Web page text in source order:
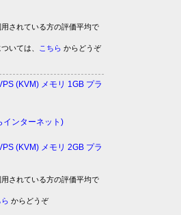
されている方の評価平均で
いては、
こちら からどうぞ
(KVM) メモリ 1GB プラ
インターネット)
(KVM) メモリ 2GB プラ
されている方の評価平均で
ら からどうぞ